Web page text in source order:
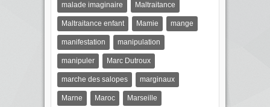
malade imaginaire Maltraitance
Maltraitance enfant Mamie mange
manifestation manipulation
manipuler Marc Dutroux
marche des salopes marginaux
Marne Maroc Marseille